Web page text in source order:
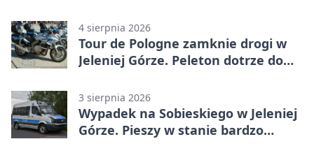
4 sierpnia 2026
Tour de Pologne zamknie drogi w
Jeleniej Górze. Peleton dotrze do
3 sierpnia 2026
Wypadek na Sobieskiego w Jeleniej
Górze. Pieszy w stanie bardzo